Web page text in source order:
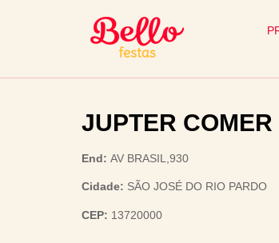
JUPTER
End: AV BRASIL,930
Cidade: SÃO JOSÉ DO RIO PARDO
CEP: 13720000